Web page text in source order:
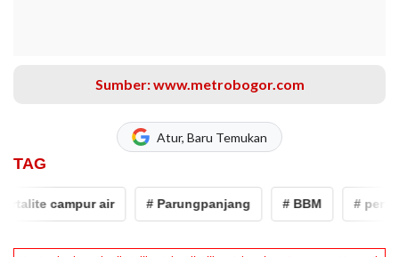
Sumber: www.metrobogor.com
Atur, Baru Temukan
TAG
campur air # Parungpanjang # BBM # pertalite